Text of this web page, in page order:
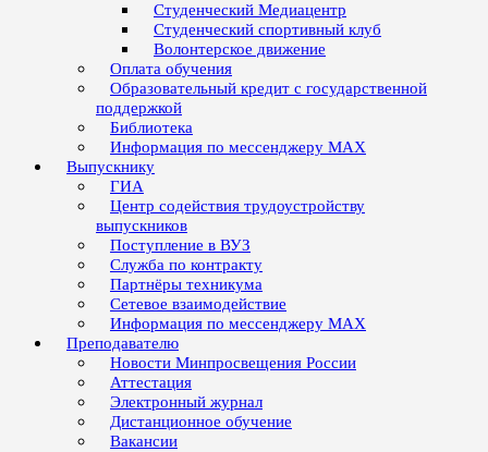
Студенческий Медиацентр
Студенческий спортивный клуб
Волонтерское движение
Оплата обучения
Образовательный кредит с государственной
поддержкой
Библиотека
Информация по мессенджеру MAX
Выпускнику
ГИА
Центр содействия трудоустройству
выпускников
Поступление в ВУЗ
Служба по контракту
Партнёры техникума
Сетевое взаимодействие
Информация по мессенджеру MAX
Преподавателю
Новости Минпросвещения России
Аттестация
Электронный журнал
Дистанционное обучение
Вакансии